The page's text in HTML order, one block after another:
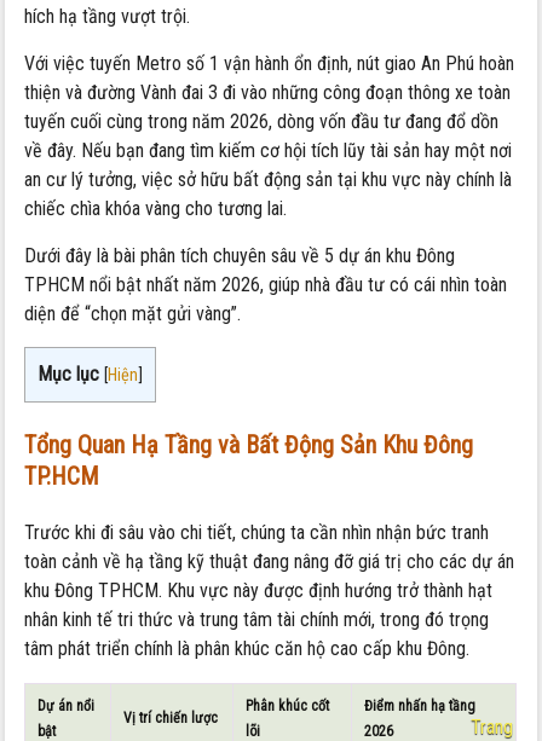
Trang
hích hạ tầng vượt trội.
Với việc tuyến Metro số 1 vận hành ổn định, nút giao An Phú hoàn
thiện và đường Vành đai 3 đi vào những công đoạn thông xe toàn
tuyến cuối cùng trong năm 2026, dòng vốn đầu tư đang đổ dồn
về đây. Nếu bạn đang tìm kiếm cơ hội tích lũy tài sản hay một nơi
an cư lý tưởng, việc sở hữu bất động sản tại khu vực này chính là
chiếc chìa khóa vàng cho tương lai.
Dưới đây là bài phân tích chuyên sâu về 5 dự án khu Đông
TPHCM nổi bật nhất năm 2026, giúp nhà đầu tư có cái nhìn toàn
diện để “chọn mặt gửi vàng”.
Mục lục [Hiện]
Tổng Quan Hạ Tầng và Bất Động Sản Khu Đông
TP.HCM
Trước khi đi sâu vào chi tiết, chúng ta cần nhìn nhận bức tranh
toàn cảnh về hạ tầng kỹ thuật đang nâng đỡ giá trị cho các dự án
khu Đông TPHCM. Khu vực này được định hướng trở thành hạt
nhân kinh tế tri thức và trung tâm tài chính mới, trong đó trọng
tâm phát triển chính là phân khúc căn hộ cao cấp khu Đông.
Dự án nổi
bật
Vị trí chiến lược
Phân khúc cốt
lõi
Điểm nhấn hạ tầng
2026